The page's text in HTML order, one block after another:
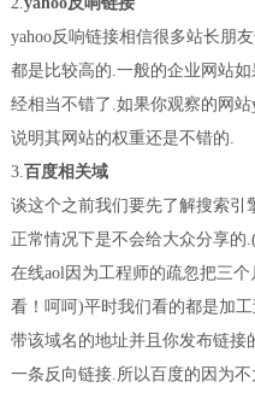
yahoo反响链接相信很多站长朋
都是比较高的.一般的企业网站
经相当不错了.如果你观察的网
说明其网站的权重还是不错的.
3. 百度相关域
谈这个之前我们要先了解搜索引
正常情况下是不会给大众分享的
在线aol因为工程师的疏忽把三
看！呵呵)平时我们看的都是加
带该域名的地址并且你发布链接
一条反向链接.所以百度的因为